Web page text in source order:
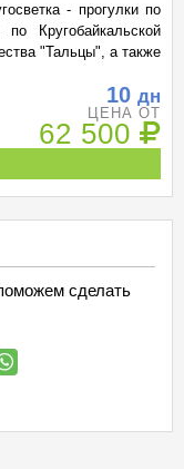
- прогулки по
Кругобайкальской
"Тальцы", а также
10 дн
ЦЕНА ОТ
62 500
сделать